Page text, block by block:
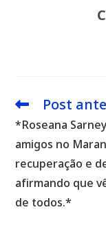
Leia
artigos
Post
*Roseana
amigos no
recuperação e
afirmando que
de todos.*